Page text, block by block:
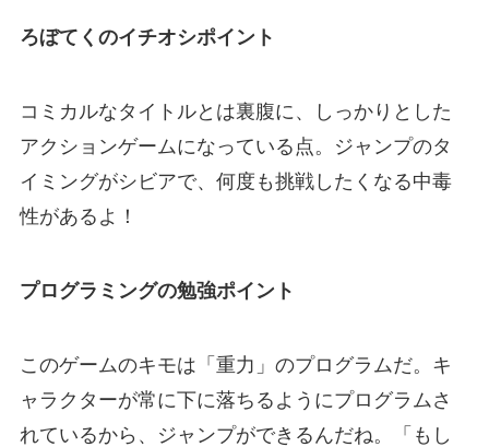
ろぼてくのイチオシポイント
コミカルなタイトルとは裏腹に、しっかりとした
アクションゲームになっている点。ジャンプのタ
イミングがシビアで、何度も挑戦したくなる中毒
性があるよ！
プログラミングの勉強ポイント
このゲームのキモは「重力」のプログラムだ。キ
ャラクターが常に下に落ちるようにプログラムさ
れているから、ジャンプができるんだね。「もし